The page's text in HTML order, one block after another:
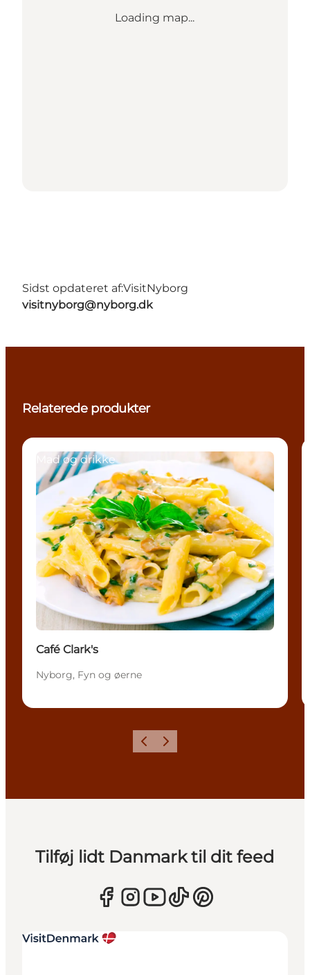
Loading map...
Sidst opdateret af:VisitNyborg
visitnyborg@nyborg.dk
Relaterede produkter
Mad og drikke
Café Clark's
Nyborg, Fyn og øerne
ForrigeNæste
Tilføj lidt Danmark til dit feed